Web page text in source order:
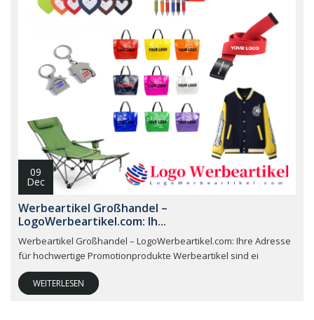
09
Dec
Werbeartikel Großhandel –
LogoWerbeartikel.com: Ih...
Werbeartikel Großhandel – LogoWerbeartikel.com: Ihre Adresse
für hochwertige Promotionprodukte Werbeartikel sind ei
WEITERLESEN